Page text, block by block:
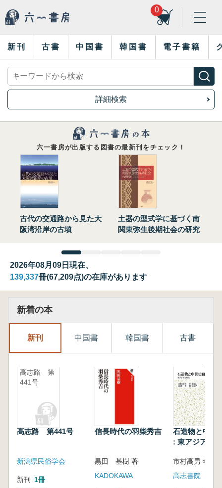
0
新刊 古書 中国書 韓国書 電子書籍
詳細検索
六一書房が出版する図書の最新刊をチェック！
古代の交通路から見た大
阪湾沿岸の古墳
土器の型式学に基づく南
関東弥生後期社会の研究
2026年08月09日現在、
139,337冊(67,209点)の在庫があります
新着の本
新刊 中国書 韓国書 古書
高志路 第
441号
高志路 第441号
新潟県民俗学会
新刊 1冊
信長時代の羽柴秀吉
黒田 基樹 著
KADOKAWA
石造物と中世
: 東アジアと
高志書院